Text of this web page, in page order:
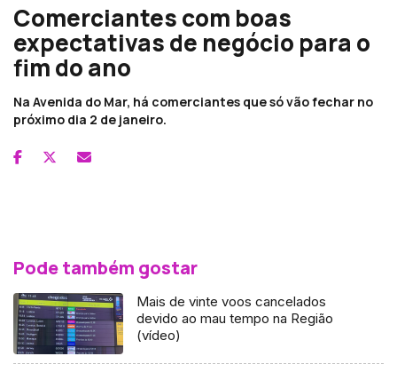
Comerciantes com boas
expectativas de negócio para o
fim do ano
Na Avenida do Mar, há comerciantes que só vão fechar no
próximo dia 2 de janeiro.
Pode também gostar
Mais de vinte voos cancelados
devido ao mau tempo na Região
(vídeo)